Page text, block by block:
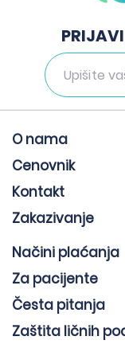
O nama
Cenovnik
Kontakt
Zakazivanje
Načini plaćanja
Za pacijente
Česta pitanja
Zaštita ličnih